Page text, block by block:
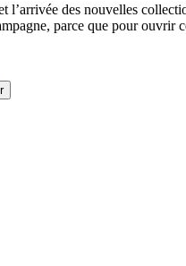
l’arrivée des nouvelles
parce que pour ouvrir